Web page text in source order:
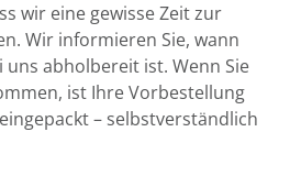
wir eine gewisse Zeit zur
Wir informieren Sie, wann
abholbereit ist. Wenn Sie
ist Ihre Vorbestellung
– selbstverständlich